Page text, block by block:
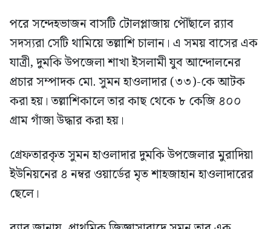
পরে সন্দেহভাজন বাসটি টোলপ্লাজায় পৌঁছালে র‍্যাব
সদস্যরা সেটি থামিয়ে তল্লাশি চালান। এ সময় বাসের এক
যাত্রী, দুমকি উপজেলা শাখা ইসলামী যুব আন্দোলনের
প্রচার সম্পাদক মো. সুমন হাওলাদার (৩৩)-কে আটক
করা হয়। তল্লাশিকালে তার কাছ থেকে ৮ কেজি ৪০০
গ্রাম গাঁজা উদ্ধার করা হয়।
গ্রেফতারকৃত সুমন হাওলাদার দুমকি উপজেলার মুরাদিয়া
ইউনিয়নের ৪ নম্বর ওয়ার্ডের মৃত শাহজাহান হাওলাদারের
ছেলে।